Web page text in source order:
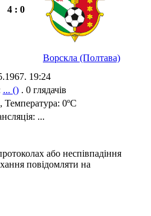
4 : 0
Ворскла (Полтава)
19:24
... (). 0 глядачів
Температура: 0ºC
...
або неспівпадіння
повідомляти на